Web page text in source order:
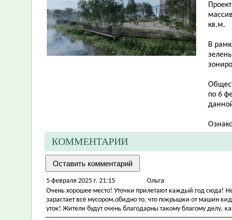
кв.м.
В
по 6
КОММЕНТАРИИ
5 февраля 2025 г. 21:15
Ольга
Очень хорошее место! Уточки прилетают каждый год сюда!
зарастает всё мусором,обидно то, что покрышки от машин
уток! Жители будут очень благодарны такому благому делу,